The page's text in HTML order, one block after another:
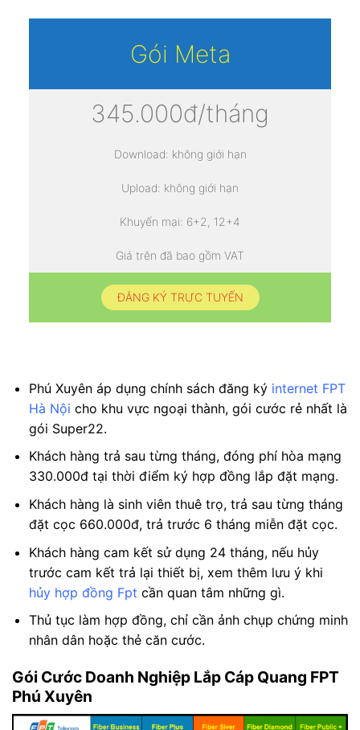
Gói Meta
345.000đ/tháng
Download: không giới hạn
Upload: không giới hạn
Khuyến mại: 6+2, 12+4
Giá trên đã bao gồm VAT
ĐĂNG KÝ TRỰC TUYẾN
Phú Xuyên áp dụng chính sách đăng ký internet FPT
Hà Nội cho khu vực ngoại thành, gói cước rẻ nhất là
gói Super22.
Khách hàng trả sau từng tháng, đóng phí hòa mạng
330.000đ tại thời điểm ký hợp đồng lắp đặt mạng.
Khách hàng là sinh viên thuê trọ, trả sau từng tháng
đặt cọc 660.000đ, trả trước 6 tháng miễn đặt cọc.
Khách hàng cam kết sử dụng 24 tháng, nếu hủy
trước cam kết trả lại thiết bị, xem thêm lưu ý khi
hủy hợp đồng Fpt cần quan tâm những gì.
Thủ tục làm hợp đồng, chỉ cần ảnh chụp chứng minh
nhân dân hoặc thẻ căn cước.
Gói Cước Doanh Nghiệp Lắp Cáp Quang FPT
Phú Xuyên